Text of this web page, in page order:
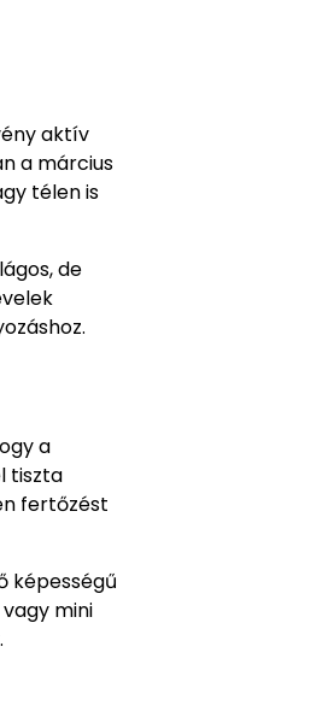
aktív
a március
télen is
de
a
tiszta
fertőzést
képességű
mini